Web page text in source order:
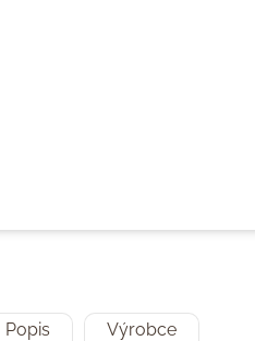
Popis Výrobce